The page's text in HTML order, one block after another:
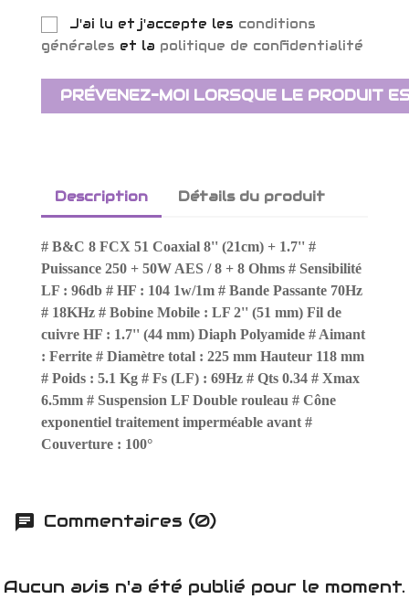
J'ai lu et j'accepte les conditions
générales et la politique de confidentialité
PRÉVENEZ-MOI LORSQUE LE PRODUIT
Description Détails du produit
# B&C 8 FCX 51 Coaxial 8'' (21cm) + 1.7'' #
Puissance 250 + 50W AES / 8 + 8 Ohms # Sensibilité
LF : 96db # HF : 104 1w/1m # Bande Passante 70Hz
# 18KHz # Bobine Mobile : LF 2'' (51 mm) Fil de
cuivre HF : 1.7'' (44 mm) Diaph Polyamide # Aimant
: Ferrite # Diamètre total : 225 mm Hauteur 118 mm
# Poids : 5.1 Kg # Fs (LF) : 69Hz # Qts 0.34 # Xmax
6.5mm # Suspension LF Double rouleau # Cône
exponentiel traitement imperméable avant #
Couverture : 100°
Commentaires (0)
Aucun avis n'a été publié pour le moment.